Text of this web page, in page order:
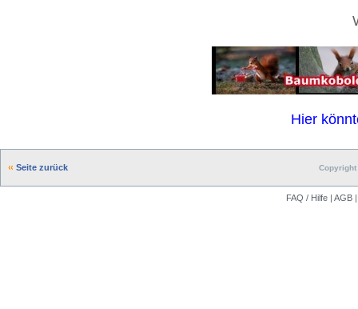
Hier
Seite zurück
FAQ / Hilfe | AGB